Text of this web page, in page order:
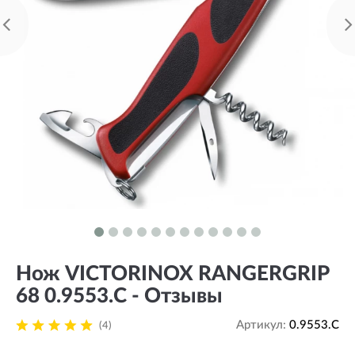
Нож VICTORINOX RANGERGRIP
68 0.9553.C - Отзывы
(4) Артикул: 0.9553.C